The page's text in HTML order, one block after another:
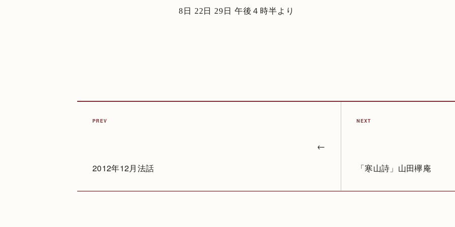
8日 22日 29日 午後４時半より
PREV
2012年12月法話
←
NEXT
「寒山詩」山田欅庵